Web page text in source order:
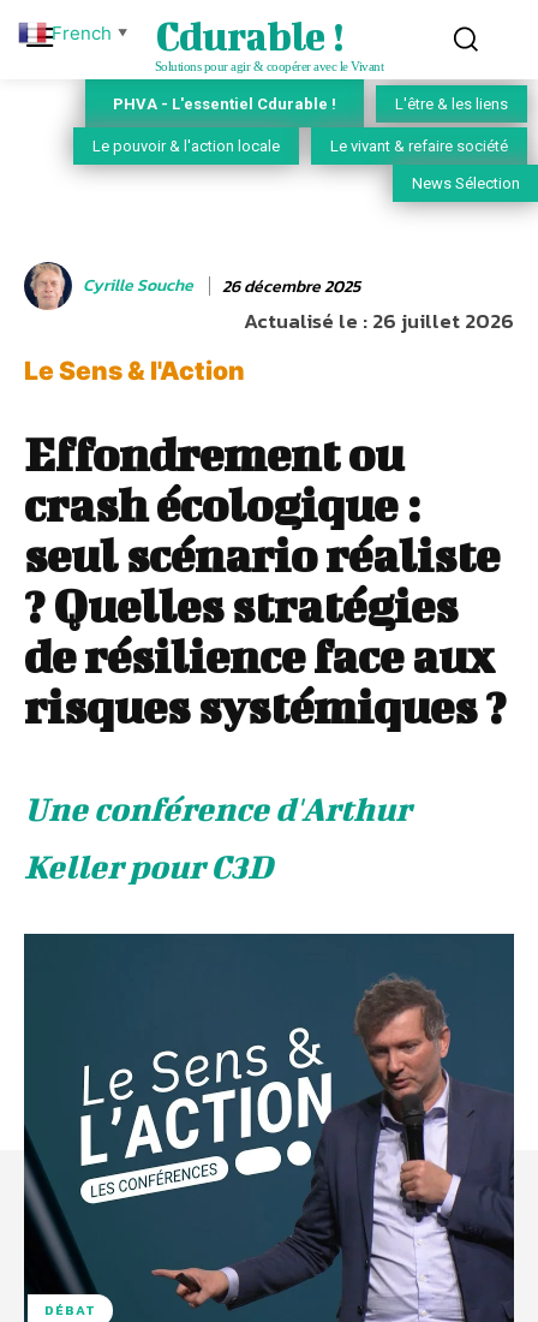
Cdurable !
Solutions pour agir & coopérer avec le Vivant
PHVA - L'essentiel Cdurable ! L'être & les liens
Le pouvoir & l'action locale Le vivant & refaire société
News Sélection
Cyrille Souche 26 décembre 2025
Actualisé le :26 juillet 2026
Le Sens & l'Action
Effondrement ou
crash écologique :
seul scénario réaliste
? Quelles stratégies
de résilience face aux
risques systémiques ?
Une conférence d'Arthur
Keller pour C3D
DÉBAT
French ▼